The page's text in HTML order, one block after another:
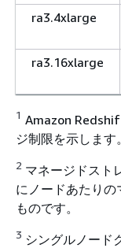
ra3.4xlarge
ra3.16xlarge
1 Amazon
ジ制限を示します
2 マネージドスト
にノードあたり
ものです。
3 シングルノード